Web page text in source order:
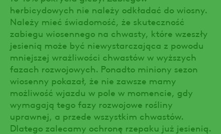
herbicydowych nie należy odkładać do wiosny.
Należy mieć świadomość, że skuteczność
zabiegu wiosennego na chwasty, które wzeszły
jesienią może być niewystarczająca z powodu
mniejszej wrażliwości chwastów w wyższych
fazach rozwojowych. Ponadto miniony sezon
wiosenny pokazał, że nie zawsze mamy
możliwość wjazdu w pole w momencie, gdy
wymagają tego fazy rozwojowe rośliny
uprawnej, a przede wszystkim chwastów.
Dlatego zalecamy ochronę rzepaku już jesienią.